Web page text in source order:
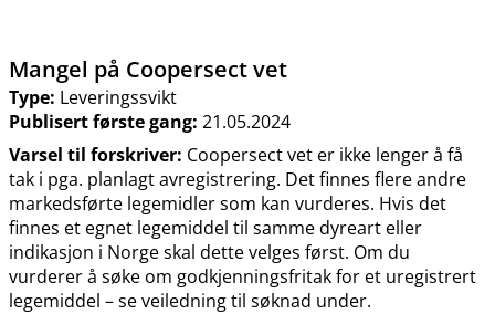
Mangel på Coopersect vet
Type: Leveringssvikt
Publisert første gang: 21.05.2024
Varsel til forskriver: Coopersect vet er ikke lenger å få
tak i pga. planlagt avregistrering. Det finnes flere andre
markedsførte legemidler som kan vurderes. Hvis det
finnes et egnet legemiddel til samme dyreart eller
indikasjon i Norge skal dette velges først. Om du
vurderer å søke om godkjenningsfritak for et uregistrert
legemiddel – se veiledning til søknad under.